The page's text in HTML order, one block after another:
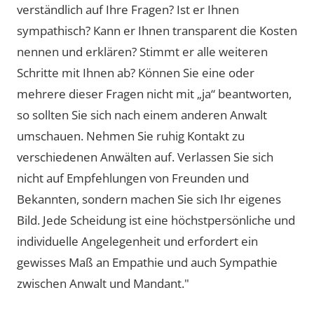
verständlich auf Ihre Fragen? Ist er Ihnen
sympathisch? Kann er Ihnen transparent die Kosten
nennen und erklären? Stimmt er alle weiteren
Schritte mit Ihnen ab? Können Sie eine oder
mehrere dieser Fragen nicht mit „ja“ beantworten,
so sollten Sie sich nach einem anderen Anwalt
umschauen. Nehmen Sie ruhig Kontakt zu
verschiedenen Anwälten auf. Verlassen Sie sich
nicht auf Empfehlungen von Freunden und
Bekannten, sondern machen Sie sich Ihr eigenes
Bild. Jede Scheidung ist eine höchstpersönliche und
individuelle Angelegenheit und erfordert ein
gewisses Maß an Empathie und auch Sympathie
zwischen Anwalt und Mandant."